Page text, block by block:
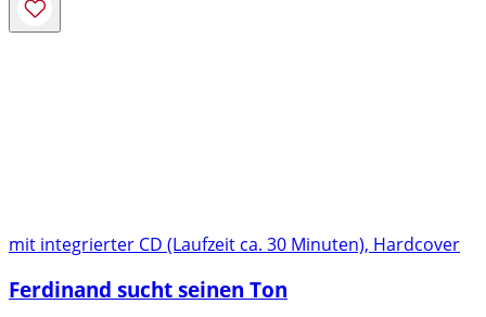
mit integrierter CD (Laufzeit ca. 30 Minuten), Hardcover
Ferdinand sucht seinen Ton